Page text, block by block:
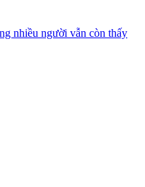
nhiều người vẫn còn thấy